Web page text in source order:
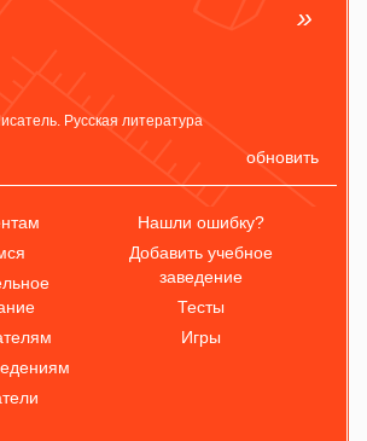
Русская литература
обновить
Нашли ошибку?
Добавить учебное
заведение
Тесты
Игры